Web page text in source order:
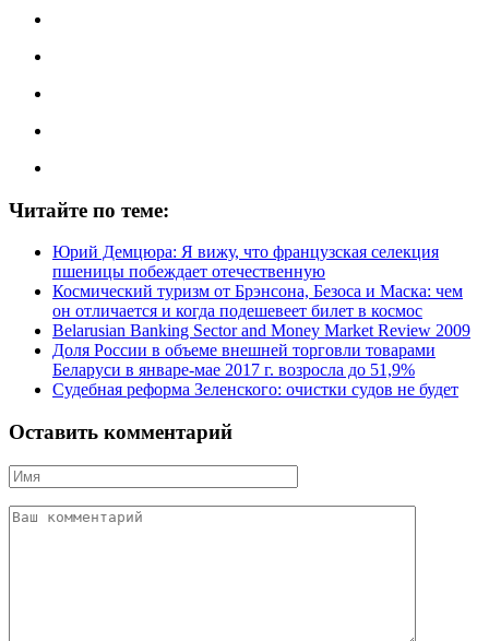
Читайте по теме:
Юрий Демцюра: Я вижу, что французская селекция
пшеницы побеждает отечественную
Космический туризм от Брэнсона, Безоса и Маска: чем
он отличается и когда подешевеет билет в космос
Belarusian Banking Sector and Money Market Review 2009
Доля России в объеме внешней торговли товарами
Беларуси в январе-мае 2017 г. возросла до 51,9%
Судебная реформа Зеленского: очистки судов не будет
Оставить комментарий